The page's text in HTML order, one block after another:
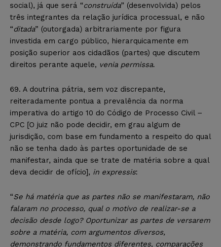
social), já que será “construída” (desenvolvida) pelos
três integrantes da relação jurídica processual, e não
“ditada” (outorgada) arbitrariamente por figura
investida em cargo público, hierarquicamente em
posição superior aos cidadãos (partes) que discutem
direitos perante aquele, venia permissa.
69. A doutrina pátria, sem voz discrepante,
reiteradamente pontua a prevalência da norma
imperativa do artigo 10 do Código de Processo Civil –
CPC [O juiz não pode decidir, em grau algum de
jurisdição, com base em fundamento a respeito do qual
não se tenha dado às partes oportunidade de se
manifestar, ainda que se trate de matéria sobre a qual
deva decidir de ofício], in expressis:
“Se há matéria que as partes não se manifestaram, não
falaram no processo, qual o motivo de realizar-se a
decisão desde logo? Oportunizar as partes de versarem
sobre a matéria, com argumentos diversos,
demonstrando fundamentos diferentes, comparações